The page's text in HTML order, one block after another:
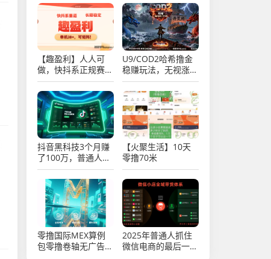
【趣盈利】人人可
做，快抖系正规赛
道，可以批量矩阵！
U9/COD2哈希撸金
稳赚玩法，无视涨跌
每天润trx，实操教
程！
抖音黑科技3个月赚
了100万，普通人逆
袭的机会，你抓住了
吗？
【火聚生活】10天
零撸70米
零撸国际MEX算例
包零撸卷轴无广告
2025年普通人抓住
微信电商的最后一次